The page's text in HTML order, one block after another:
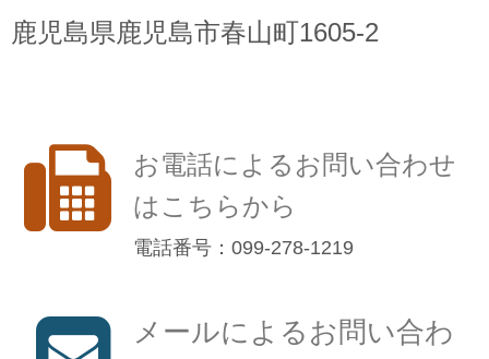
鹿児島県鹿児島市春山町1605-2
お電話によるお問い合わせ
はこちらから
電話番号：099-278-1219
メールによるお問い合わ